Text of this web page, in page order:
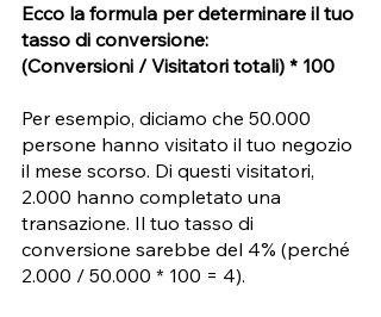
Ecco la formula per determinare il tuo
tasso di conversione:
(Conversioni / Visitatori totali) * 100
Per esempio, diciamo che 50.000
persone hanno visitato il tuo negozio
il mese scorso. Di questi visitatori,
2.000 hanno completato una
transazione. Il tuo tasso di
conversione sarebbe del 4% (perché
2.000 / 50.000 * 100 = 4).